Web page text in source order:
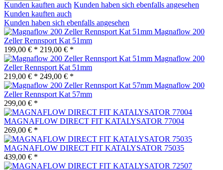
Kunden kauften auch Kunden haben sich ebenfalls angesehen
Kunden kauften auch
Kunden haben sich ebenfalls angesehen
Magnaflow 200
Zeller Rennsport Kat 51mm
199,00 € * 219,00 € *
Magnaflow 200
Zeller Rennsport Kat 51mm
219,00 € * 249,00 € *
Magnaflow 200
Zeller Rennsport Kat 57mm
299,00 € *
MAGNAFLOW DIRECT FIT KATALYSATOR 77004
269,00 € *
MAGNAFLOW DIRECT FIT KATALYSATOR 75035
439,00 € *